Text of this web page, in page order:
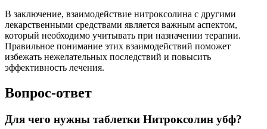
В заключение, взаимодействие нитроксолина с другими
лекарственными средствами является важным аспектом,
который необходимо учитывать при назначении терапии.
Правильное понимание этих взаимодействий поможет
избежать нежелательных последствий и повысить
эффективность лечения.
Вопрос-ответ
Для чего нужны таблетки Нитроксолин убф?